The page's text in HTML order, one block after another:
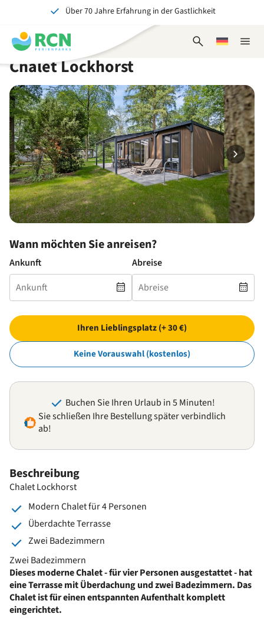
springen
springen
springen
springen
Über 70 Jahre Erfahrung in der Gastlichkeit
Ein tolles Erlebnis für Jung und Alt
Suchformular
Wählen
Chalet Lockhorst
Beschreibung
Chalet Lockhorst
Modern Chalet für 4 Personen
Überdachte Terrasse
Zwei Badezimmern
Zwei Badezimmern
Dieses moderne Chalet - für vier Personen ausgestattet - hat
eine Terrasse mit Überdachung und zwei Badezimmern. Das
Chalet ist für einen entspannten Aufenthalt komplett
eingerichtet.
Wann möchten Sie anreisen?
Ankunft Abreise
Ihren Lieblingsplatz (+ 30 €)
Keine Vorauswahl (kostenlos)
Buchen Sie Ihren Urlaub in 5 Minuten!
Sie schließen Ihre Bestellung später verbindlich
ab!